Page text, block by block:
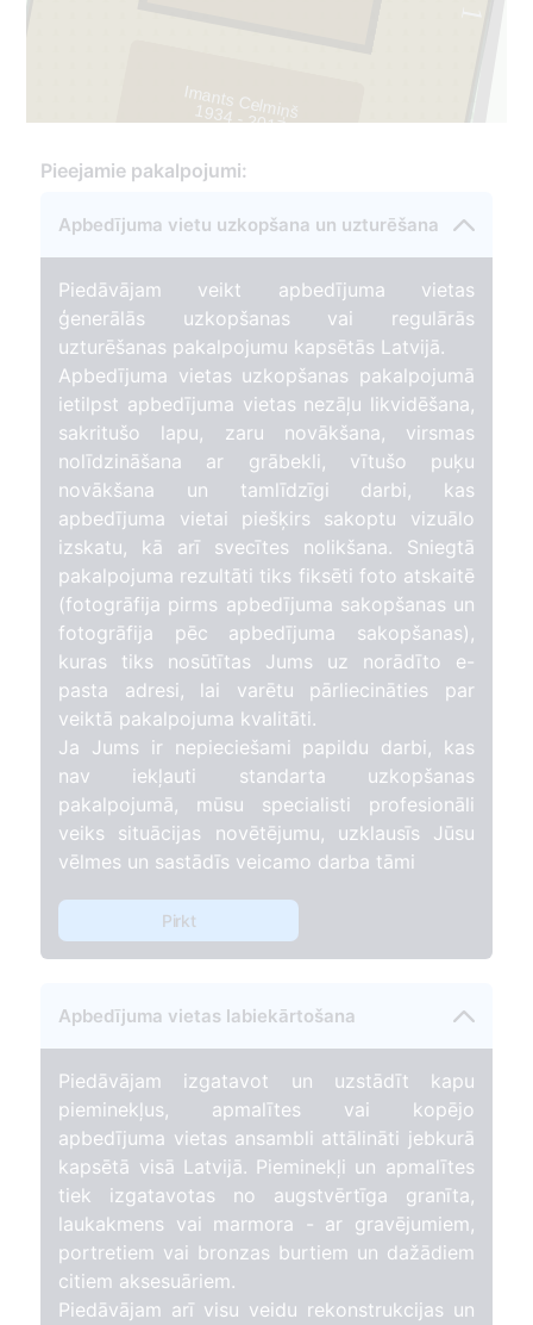
1
Imants Celmiņš
1934 - 2017
Pieejamie pakalpojumi:
Apbedījuma vietu uzkopšana un uzturēšana
Piedāvājam veikt apbedījuma vietas
ģenerālās uzkopšanas vai regulārās
uzturēšanas pakalpojumu kapsētās Latvijā.
Apbedījuma vietas uzkopšanas pakalpojumā
ietilpst apbedījuma vietas nezāļu likvidēšana,
sakritušo lapu, zaru novākšana, virsmas
nolīdzināšana ar grābekli, vītušo puķu
novākšana un tamlīdzīgi darbi, kas
apbedījuma vietai piešķirs sakoptu vizuālo
izskatu, kā arī svecītes nolikšana. Sniegtā
pakalpojuma rezultāti tiks fiksēti foto atskaitē
(fotogrāfija pirms apbedījuma sakopšanas un
fotogrāfija pēc apbedījuma sakopšanas),
kuras tiks nosūtītas Jums uz norādīto e-
pasta adresi, lai varētu pārliecināties par
veiktā pakalpojuma kvalitāti.
Ja Jums ir nepieciešami papildu darbi, kas
nav iekļauti standarta uzkopšanas
pakalpojumā, mūsu specialisti profesionāli
veiks situācijas novētējumu, uzklausīs Jūsu
vēlmes un sastādīs veicamo darba tāmi
Pirkt
Apbedījuma vietas labiekārtošana
Piedāvājam izgatavot un uzstādīt kapu
pieminekļus, apmalītes vai kopējo
apbedījuma vietas ansambli attālināti jebkurā
kapsētā visā Latvijā. Pieminekļi un apmalītes
tiek izgatavotas no augstvērtīga granīta,
laukakmens vai marmora - ar gravējumiem,
portretiem vai bronzas burtiem un dažādiem
citiem aksesuāriem.
Piedāvājam arī visu veidu rekonstrukcijas un